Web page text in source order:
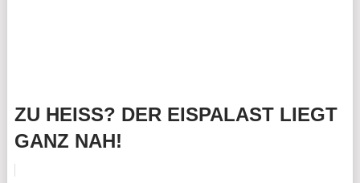
ZU HEISS? DER EISPALAST LIEGT G
ANZ NAH!